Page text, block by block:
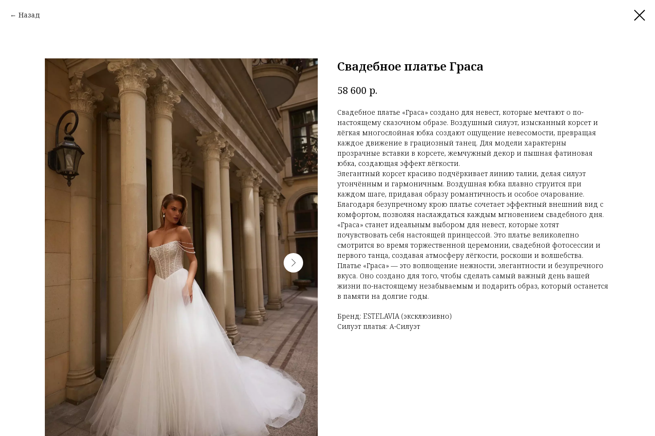
Назад
Свадебное платье Граса
58 600 р.
Свадебное платье «Граса» создано для невест, которые мечтают о по-
настоящему сказочном образе. Воздушный силуэт, изысканный корсет и
лёгкая многослойная юбка создают ощущение невесомости, превращая
каждое движение в грациозный танец. Для модели характерны
прозрачные вставки в корсете, жемчужный декор и пышная фатиновая
юбка, создающая эффект лёгкости.
Элегантный корсет красиво подчёркивает линию талии, делая силуэт
утончённым и гармоничным. Воздушная юбка плавно струится при
каждом шаге, придавая образу романтичность и особое очарование.
Благодаря безупречному крою платье сочетает эффектный внешний вид с
комфортом, позволяя наслаждаться каждым мгновением свадебного дня.
«Граса» станет идеальным выбором для невест, которые хотят
почувствовать себя настоящей принцессой. Это платье великолепно
смотрится во время торжественной церемонии, свадебной фотосессии и
первого танца, создавая атмосферу лёгкости, роскоши и волшебства.
Платье «Граса» — это воплощение нежности, элегантности и безупречного
вкуса. Оно создано для того, чтобы сделать самый важный день вашей
жизни по-настоящему незабываемым и подарить образ, который останется
в памяти на долгие годы.
Бренд: ESTELAVIA (эксклюзивно)
Силуэт платья: А-Силуэт